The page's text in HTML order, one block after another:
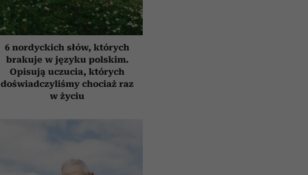
6 nordyckich słów, których
brakuje w języku polskim.
Opisują uczucia, których
doświadczyliśmy chociaż raz
w życiu